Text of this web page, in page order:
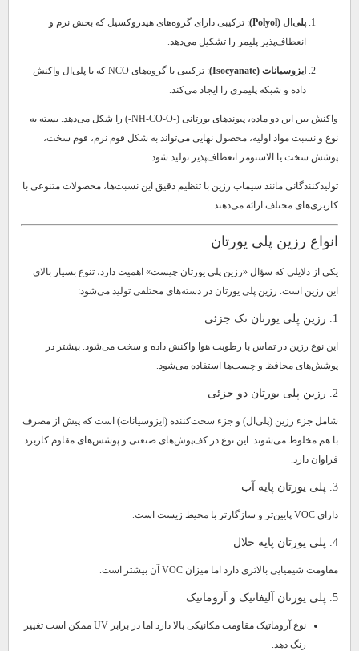
پلی‌ال (Polyol)
: ترکیبی دارای گروه‌های هیدروکسیل که بخش نرم و
انعطاف‌پذیر پلیمر را تشکیل می‌دهد.
ایزوسیانات (Isocyanate)
: ترکیبی با گروه‌های NCO که با پلی‌ال واکنش
داده و شبکه پلیمری را ایجاد می‌کند.
واکنش بین این دو ماده، پیوندهای یورتانی (-NH-CO-O-) را شکل می‌دهد. بسته به
نوع و نسبت مواد اولیه، محصول نهایی می‌تواند به شکل فوم نرم، فوم سخت،
پوشش سخت یا الاستومر انعطاف‌پذیر تولید شود.
تولیدکنندگانی مانند سیماب رزین با تنظیم دقیق این نسبت‌ها، محصولات متنوعی با
کاربری‌های مختلف ارائه می‌دهند.
انواع رزین پلی یورتان
یکی از دلایلی که سؤال «رزین پلی یورتان چیست» اهمیت دارد، تنوع بسیار بالای
این رزین است. رزین پلی یورتان در دسته‌های مختلفی تولید می‌شود:
1. رزین پلی یورتان تک جزئی
این نوع رزین در تماس با رطوبت هوا واکنش داده و سخت می‌شود. بیشتر در
پوشش‌های محافظ و چسب‌ها استفاده می‌شود.
2. رزین پلی یورتان دو جزئی
شامل جزء رزین (پلی‌ال) و جزء سخت‌کننده (ایزوسیانات) است که پیش از مصرف
با هم مخلوط می‌شوند. این نوع در کف‌پوش‌های صنعتی و پوشش‌های مقاوم کاربرد
فراوان دارد.
3. پلی یورتان پایه آب
دارای VOC پایین‌تر و سازگارتر با محیط زیست است.
4. پلی یورتان پایه حلال
مقاومت شیمیایی بالاتری دارد اما میزان VOC آن بیشتر است.
5. پلی یورتان آلیفاتیک و آروماتیک
نوع آروماتیک مقاومت مکانیکی بالا دارد اما در برابر UV ممکن است تغییر
رنگ دهد.